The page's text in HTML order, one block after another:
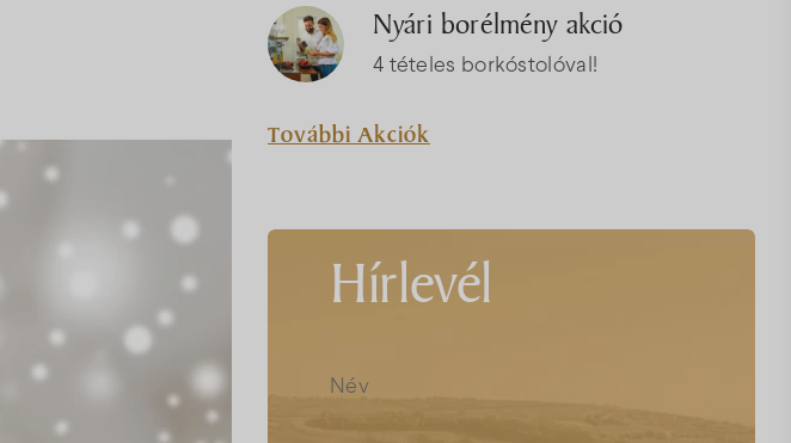
Nyári borélmény akció
4 tételes borkóstolóval!
További Akciók
Hírlevél